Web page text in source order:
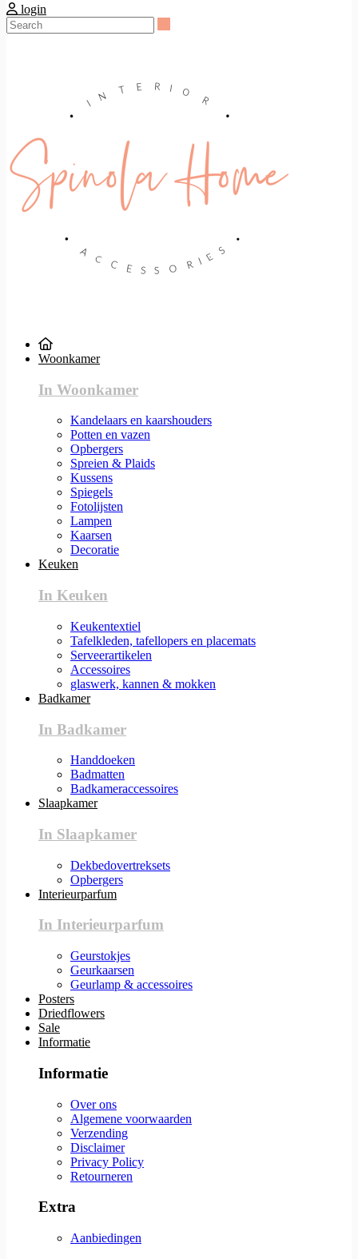
login
Woonkamer
In Woonkamer
Kandelaars en kaarshouders
Potten en vazen
Opbergers
Spreien & Plaids
Kussens
Spiegels
Fotolijsten
Lampen
Kaarsen
Decoratie
Keuken
In Keuken
Keukentextiel
Tafelkleden, tafellopers en placemats
Serveerartikelen
Accessoires
glaswerk, kannen & mokken
Badkamer
In Badkamer
Handdoeken
Badmatten
Badkameraccessoires
Slaapkamer
In Slaapkamer
Dekbedovertreksets
Opbergers
Interieurparfum
In Interieurparfum
Geurstokjes
Geurkaarsen
Geurlamp & accessoires
Posters
Driedflowers
Sale
Informatie
Informatie
Over ons
Algemene voorwaarden
Verzending
Disclaimer
Privacy Policy
Retourneren
Extra
Aanbiedingen